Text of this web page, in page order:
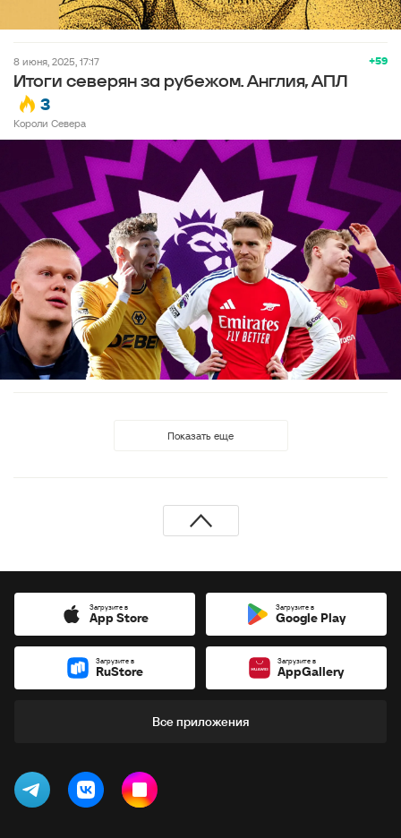
+59
8 июня, 2025, 17:17
Итоги северян за рубежом. Англия, АПЛ
3
Короли Севера
Показать еще
Загрузите в
App Store
Загрузите в
Google Play
Загрузите в
RuStore
Загрузите в
AppGallery
Все приложения